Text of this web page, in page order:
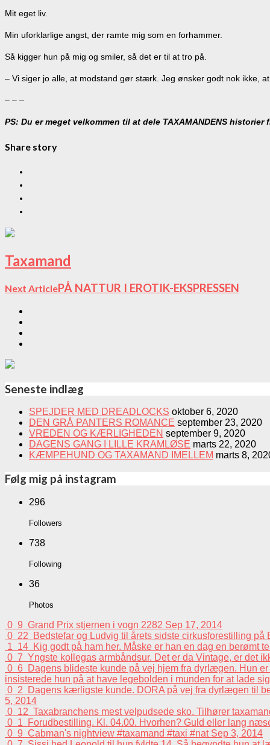
Mit eget liv.
Min uforklarlige angst, der ramte mig som en forhammer.
Så kigger hun på mig og smiler, så det er til at tro på.
– Vi siger jo alle, at modstand gør stærk. Jeg ønsker godt nok ikke,
– – –
PS: Du er meget velkommen til at dele TAXAMANDENS
Share story
Taxamand
Next ArticlePÅ NATTUR I EROTIK-EKSPRESSEN
Seneste indlæg
SPEJDER MED DREADLOCKS oktober 6, 2020
DEN GRÅ PANTERS ROMANCE september 23, 2020
VREDEN OG KÆRLIGHEDEN september 9, 2020
DAGENS GANG I LILLE KRAMLØSE marts 22, 2020
KÆMPEHUND OG TAXAMAND IMELLEM marts 8,
Følg mig på instagram
296
Followers
738
Following
36
Photos
0 9 Grand Prix stjernen i vogn 2282 Sep 17, 2014
0 22
Bedstefar og Ludvig til årets sidste cirkusforestilling
1 14 Kig godt på ham her. Måske er han en dag en berømt
0 7 Yngste kollegas armbåndsur. Det er da Vintage, er det
0 6 Dagens blideste kunde på vej hjem fra dyrlægen. Hun
insisterede hun på at have legebolden i munden for at lade
0 2
Dagens kærligste kunde. DORA på vej fra dyrlægen til
5, 2014
0 12 Taxabranchens mest velpudsede sko. Tilhører
0 1
Forudbestilling. Kl. 04.00. Hvorhen? Guld eller lang
0 9 Cabman's nightview #taxamand #taxi #nat Sep 3, 2014